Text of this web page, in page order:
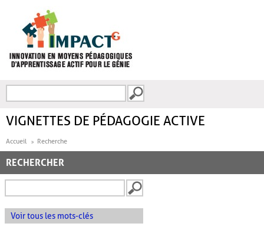
FORMULAIRE DE
VIGNETTES DE PÉDAGOGIE ACTIVE
Accueil Recherche
RECHERCHER
Voir tous les mots-clés